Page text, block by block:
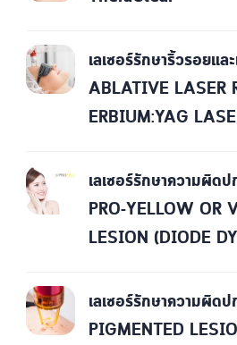
เลเซอร์รักษาริ้วรอยแ
ABLATIVE LASER
ERBIUM:YAG
เลเซอร์รักษาความผิด
PRO-YELLOW OR
LESION (DIODE
เลเซอร์รักษาความผิด
PIGMENTED